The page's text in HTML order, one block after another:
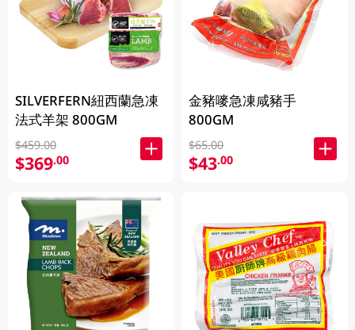
SILVERFERN紐西蘭急凍
法式羊架 800GM
$459.00
$369.00
金豬嘜急凍咸豬手
800GM
$65.00
$43.00